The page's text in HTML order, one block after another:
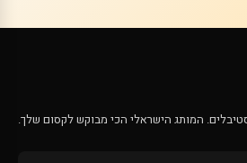
המותג הישראלי הכי מבוקש לקסום שלך.